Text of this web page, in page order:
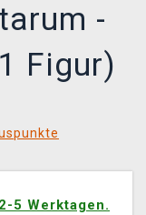
-
Figur)
5 Werktagen.